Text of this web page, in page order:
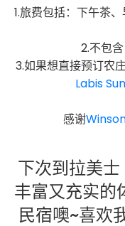
1.旅费包括：下午茶
2.不包
3.如果想直接预订农
Labis
感谢
下次到拉美
丰富又充实的
民宿噢~喜欢